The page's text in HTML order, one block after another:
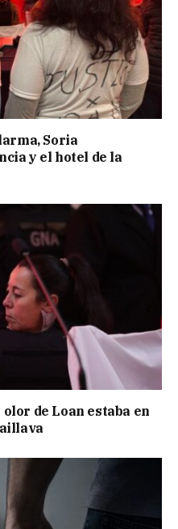
Soria
y el hotel de la
de Loan estaba en